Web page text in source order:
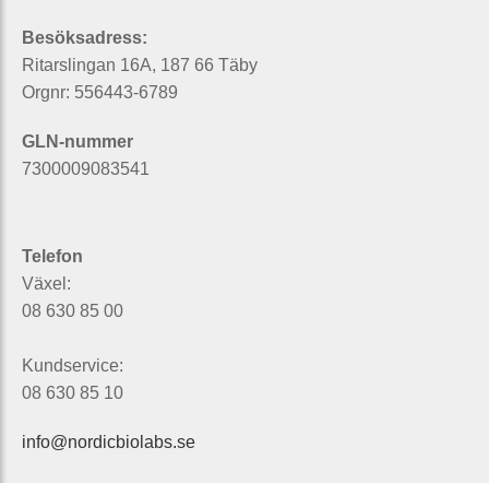
Besöksadress:
Ritarslingan 16A, 187 66 Täby
Orgnr: 556443-6789
GLN-nummer
7300009083541
Telefon
Växel:
08 630 85 00
Kundservice:
08 630 85 10
info@nordicbiolabs.se